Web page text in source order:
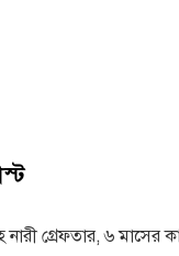
গ্রেফতার, ৬ মাসের